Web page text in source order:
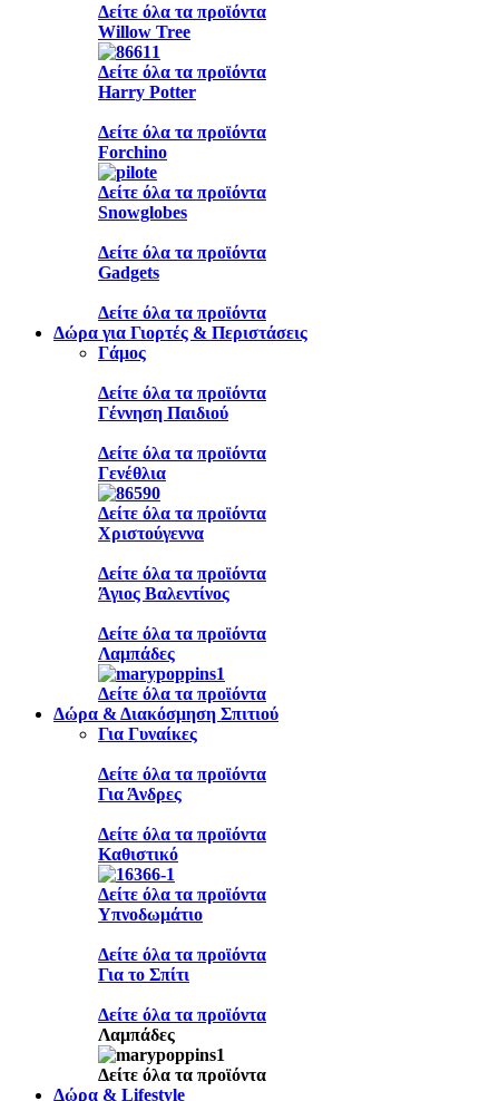
Δείτε όλα τα προϊόντα
Willow Tree
Δείτε όλα τα προϊόντα
Harry Potter
Δείτε όλα τα προϊόντα
Forchino
Δείτε όλα τα προϊόντα
Snowglobes
Δείτε όλα τα προϊόντα
Gadgets
Δείτε όλα τα προϊόντα
Δώρα για Γιορτές & Περιστάσεις
Γάμος
Δείτε όλα τα προϊόντα
Γέννηση Παιδιού
Δείτε όλα τα προϊόντα
Γενέθλια
Δείτε όλα τα προϊόντα
Χριστούγεννα
Δείτε όλα τα προϊόντα
Άγιος Βαλεντίνος
Δείτε όλα τα προϊόντα
Λαμπάδες
Δείτε όλα τα προϊόντα
Δώρα & Διακόσμηση Σπιτιού
Για Γυναίκες
Δείτε όλα τα προϊόντα
Για Άνδρες
Δείτε όλα τα προϊόντα
Καθιστικό
Δείτε όλα τα προϊόντα
Υπνοδωμάτιο
Δείτε όλα τα προϊόντα
Για το Σπίτι
Δείτε όλα τα προϊόντα
Λαμπάδες
Δείτε όλα τα προϊόντα
Δώρα & Lifestyle